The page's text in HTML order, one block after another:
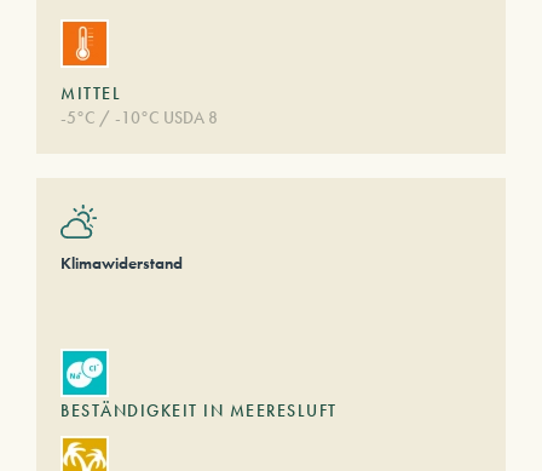
MITTEL
-5°C / -10°C USDA 8
Klimawiderstand
BESTÄNDIGKEIT IN MEERESLUFT